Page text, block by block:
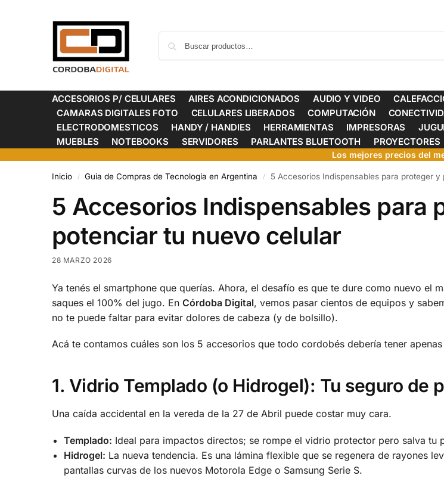
ACCESORIOS P/ CELULARES AIRES ACONDICIONADOS AUDIO Y VIDEO
CAMARAS DIGITALES FOTO
CELULARES LIBERADOS COMPUTACIÓN
ELECTRODOMESTICOS
HANDY / HANDIES HERRAMIENTAS IMPRESORAS
MUEBLES
NOTEBOOKS SERVIDORES PARLANTES BLUETOOTH PROYECTORES
Los mejores precios del
Inicio / Guia de Compras de Tecnología en Argentina / 5 Accesorios Indispensables para proteger
5 Accesorios Indispensables para
potenciar tu nuevo celular
28 MARZO 2026
Ya tenés el smartphone que querías. Ahora, el desafío es que te dure como nuevo el
saques el 100% del jugo. En Córdoba Digital, vemos pasar cientos de equipos y
no te puede faltar para evitar dolores de cabeza (y de bolsillo).
Acá te contamos cuáles son los 5 accesorios que todo cordobés debería tener
1. Vidrio Templado (o Hidrogel): Tu seguro de
Una caída accidental en la vereda de la 27 de Abril puede costar muy cara.
Templado: Ideal para impactos directos; se rompe el vidrio protector pero salva tu
Hidrogel: La nueva tendencia. Es una lámina flexible que se regenera de rayones
pantallas curvas de los nuevos Motorola Edge o Samsung Serie S.